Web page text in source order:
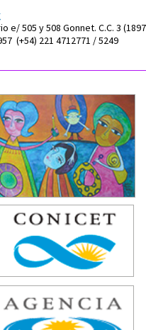
e/ 505 y 508 Gonnet. C.C. 3
(+54) 221 4712771 / 5249